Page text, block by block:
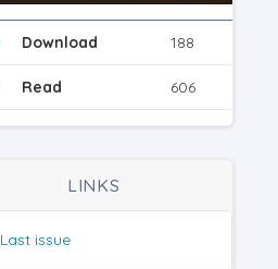
Download 188
Read 606
LINKS
Last issue